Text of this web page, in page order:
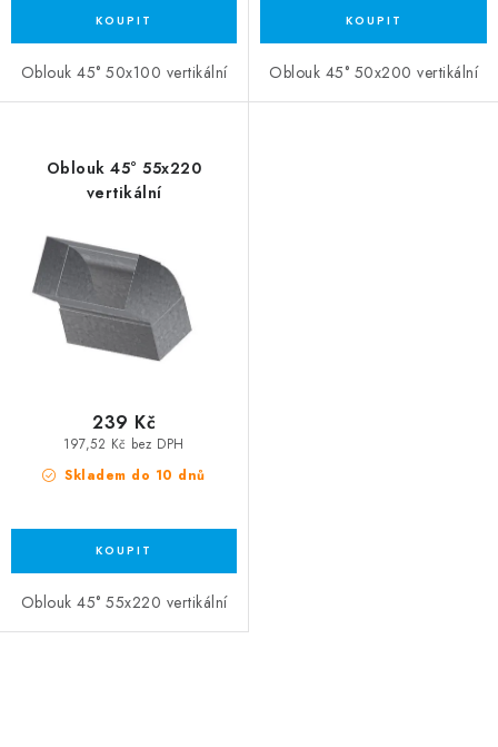
Oblouk 45° 50x100 vertikální Oblouk 45° 50x200 vertikální
Oblouk 45° 55x220
vertikální
Skladem do 10 dnů
197,52 Kč bez DPH
239 Kč
Oblouk 45° 55x220 vertikální